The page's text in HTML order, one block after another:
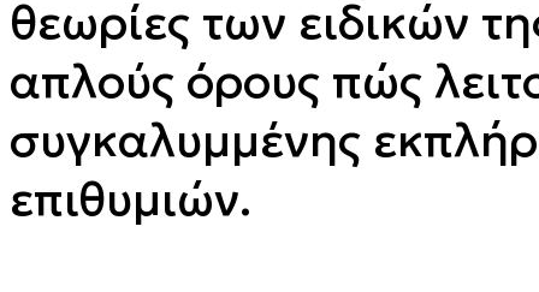
θεωρίες των ειδικών
απλούς όρους πώς
συγκαλυμμένης
επιθυμιών.